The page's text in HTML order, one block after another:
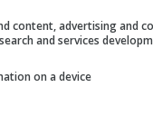
content, advertising and
and services
on a device